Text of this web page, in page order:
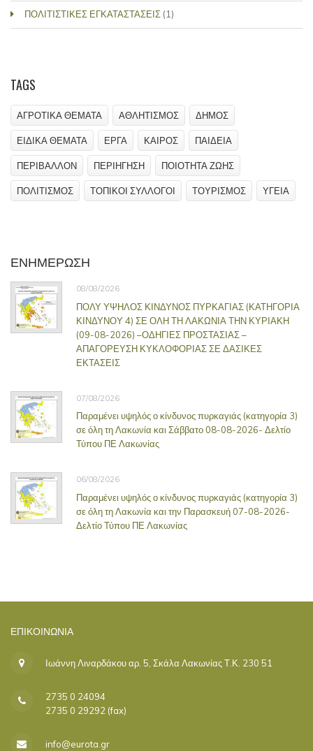
ΠΟΛΙΤΙΣΤΙΚΕΣ ΕΓΚΑΤΑΣΤΑΣΕΙΣ (1)
TAGS
ΑΓΡΟΤΙΚΑ ΘΕΜΑΤΑ ΑΘΛΗΤΙΣΜΟΣ ΔΗΜΟΣ
ΕΙΔΙΚΑ ΘΕΜΑΤΑ ΕΡΓΑ ΚΑΙΡΟΣ ΠΑΙΔΕΙΑ
ΠΕΡΙΒΑΛΛΟΝ ΠΕΡΙΗΓΗΣΗ ΠΟΙΟΤΗΤΑ ΖΩΗΣ
ΠΟΛΙΤΙΣΜΟΣ ΤΟΠΙΚΟΙ ΣΥΛΛΟΓΟΙ ΤΟΥΡΙΣΜΟΣ ΥΓΕΙΑ
ΕΝΗΜΕΡΩΣΗ
08/08/2026
ΠΟΛΥ ΥΨΗΛΟΣ ΚΙΝΔΥΝΟΣ ΠΥΡΚΑΓΙΑΣ (ΚΑΤΗΓΟΡΙΑ
ΚΙΝΔΥΝΟΥ 4) ΣΕ ΟΛΗ ΤΗ ΛΑΚΩΝΙΑ ΤΗΝ ΚΥΡΙΑΚΗ
(09-08-2026) –ΟΔΗΓΙΕΣ ΠΡΟΣΤΑΣΙΑΣ –
ΑΠΑΓΟΡΕΥΣΗ ΚΥΚΛΟΦΟΡΙΑΣ ΣΕ ΔΑΣΙΚΕΣ
ΕΚΤΑΣΕΙΣ
07/08/2026
Παραμένει υψηλός ο κίνδυνος πυρκαγιάς (κατηγορία 3)
σε όλη τη Λακωνία και Σάββατο 08-08-2026- Δελτίο
Τύπου ΠΕ Λακωνίας
06/08/2026
Παραμένει υψηλός ο κίνδυνος πυρκαγιάς (κατηγορία 3)
σε όλη τη Λακωνία και την Παρασκευή 07-08-2026-
Δελτίο Τύπου ΠΕ Λακωνίας
ΕΠΙΚΟΙΝΩΝΊΑ
Ιωάννη Λιναρδάκου αρ. 5, Σκάλα Λακωνίας Τ.Κ. 230 51
2735 0 24094
2735 0 29292 (fax)
info@eurota.gr